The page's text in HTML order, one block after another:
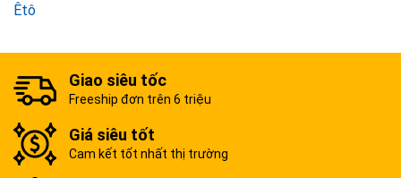
Êtô
Giao siêu tốc
Freeship đơn trên 6 triệu
Giá siêu tốt
Cam kết tốt nhất thị trường